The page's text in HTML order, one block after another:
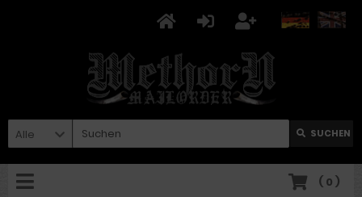
Alle SUCHEN
( 0 )